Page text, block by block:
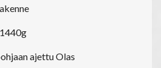
ajettu Olas